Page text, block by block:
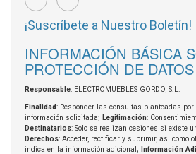
¡Suscríbete a Nuestro Boletín!
INFORMACIÓN BÁSICA
PROTECCIÓN DE DATOS
Responsable: ELECTROMUEBLES GORDO, S.L.
Finalidad: Responder las consultas planteadas
información solicitada; Legitimación:
Destinatarios: Solo se realizan cesiones si existe
Derechos: Acceder, rectificar y suprimir, así como
indica en la información adicional;
Información